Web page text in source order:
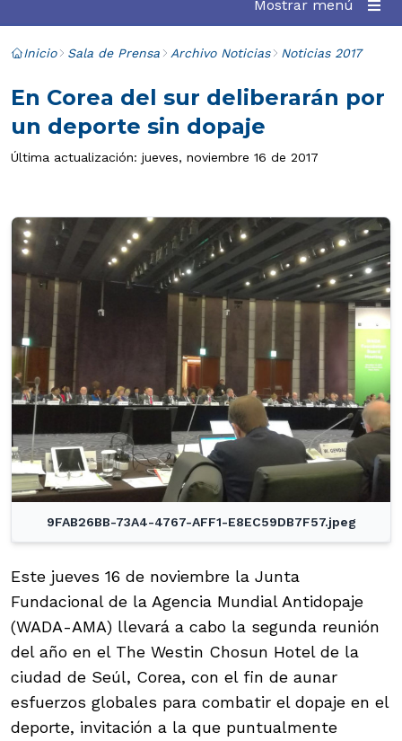
Mostrar menú
Inicio Sala de Prensa Archivo Noticias Noticias 2017
En Corea del sur deliberarán por
un deporte sin dopaje
Última actualización: jueves, noviembre 16 de 2017
9FAB26BB-73A4-4767-AFF1-E8EC59DB7F57.jpeg
Este jueves 16 de noviembre la Junta
Fundacional de la Agencia Mundial Antidopaje
(WADA-AMA) llevará a cabo la segunda reunión
del año en el The Westin Chosun Hotel de la
ciudad de Seúl, Corea, con el fin de aunar
esfuerzos globales para combatir el dopaje en el
deporte, invitación a la que puntualmente